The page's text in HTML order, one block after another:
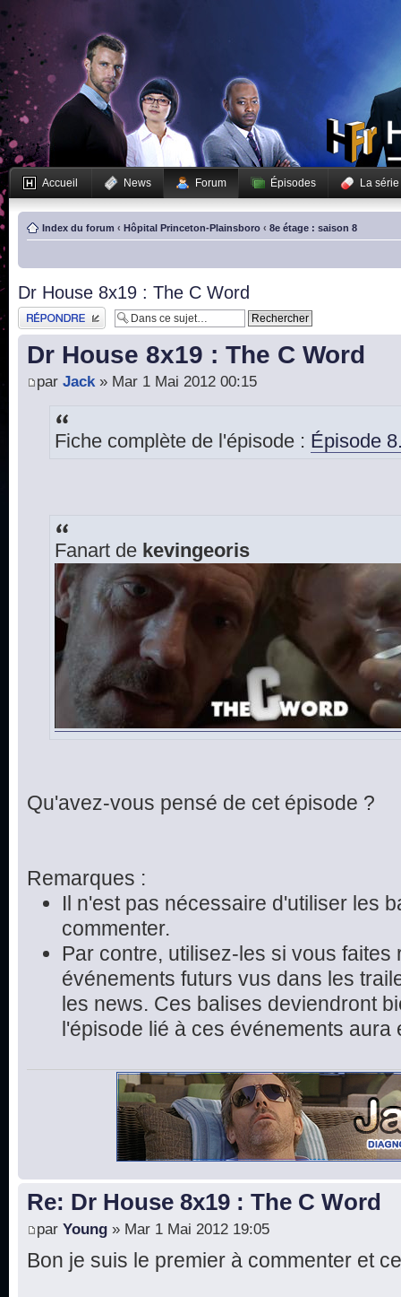
Accueil News Forum Épisodes La série
Index du forum ‹ Hôpital Princeton-Plainsboro ‹ 8e étage : saison 8
Dr House 8x19 : The C Word
Publier une réponse
Dr House 8x19 : The C Word
par Jack» Mar 1 Mai 2012 00:15
Fiche complète de l'épisode : Épisode
Fanart de kevingeoris
Qu'avez-vous pensé de cet épisode ?
Remarques :
Il n'est pas nécessaire d'utiliser les
commenter.
Par contre, utilisez-les si vous faites
événements futurs vus dans les
les news. Ces balises deviendront
l'épisode lié à ces événements aura
Re: Dr House 8x19 : The C Word
par Young » Mar 1 Mai 2012 19:05
Bon je suis le premier à commenter et